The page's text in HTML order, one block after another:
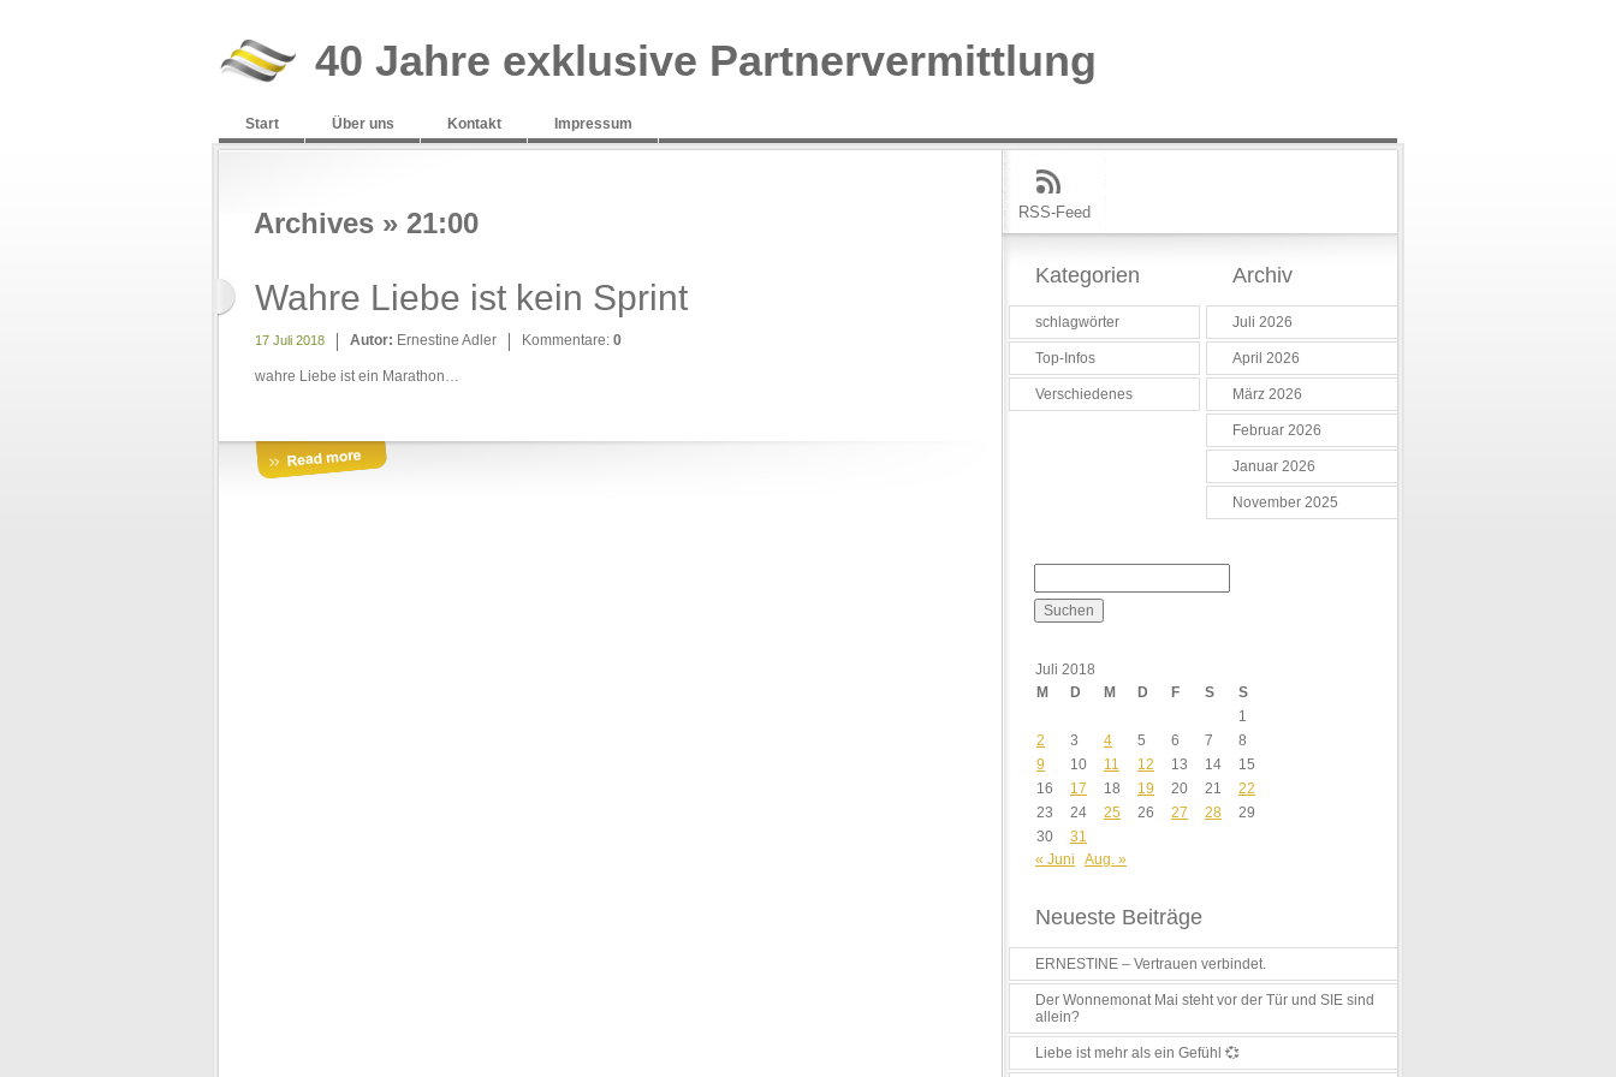
40 Jahre exklusive Partnervermittlung
Start Über uns Kontakt Impressum
Archives » 21:00
Wahre Liebe ist kein Sprint
17 Juli 2018 Autor: Ernestine Adler Kommentare: 0
wahre Liebe ist ein Marathon…
RSS-Feed
Kategorien
schlagwörter
Top-Infos
Verschiedenes
Archiv
Juli 2026
April 2026
März 2026
Februar 2026
Januar 2026
November 2025
Juli 2018
M
D M D F S
S
1
2
3 4 5 6 7
8
9
10 11 12 13 14
15
16
17 18 19 20 21
22
23
24 25 26 27 28
29
30
31
« Juni
Aug. »
Neueste Beiträge
ERNESTINE – Vertrauen verbindet.
Der Wonnemonat Mai steht vor der Tür und SIE sind
allein?
Liebe ist mehr als ein Gefühl 💞